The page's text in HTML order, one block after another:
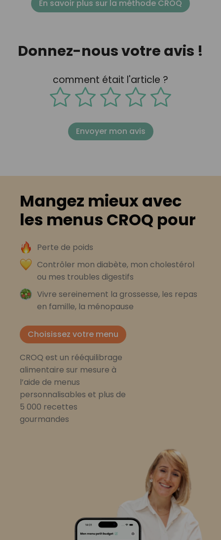
En savoir plus sur la méthode CROQ
Donnez-nous votre avis !
comment était l'article ?
Envoyer mon avis
Mangez mieux avec
les menus CROQ pour
Perte de poids
Contrôler mon diabète, mon cholestérol
ou mes troubles digestifs
Vivre sereinement la grossesse, les repas
en famille, la ménopause
Choisissez votre menu
CROQ est un rééquilibrage
alimentaire sur mesure à
l’aide de menus
personnalisables et plus de
5 000 recettes
gourmandes